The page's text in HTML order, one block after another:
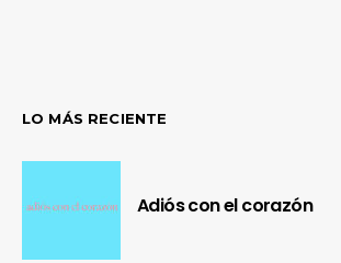
LO MÁS RECIENTE
Adiós con el corazón